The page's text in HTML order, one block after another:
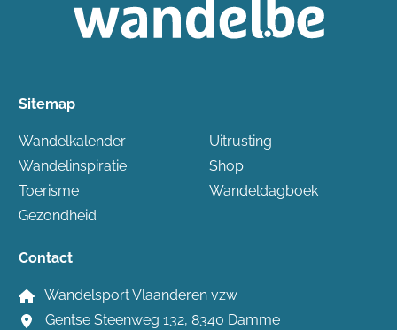
Sitemap
Wandelkalender
Wandelinspiratie
Toerisme
Gezondheid
Uitrusting
Shop
Wandeldagboek
Contact
Wandelsport Vlaanderen vzw
Gentse Steenweg 132, 8340 Damme